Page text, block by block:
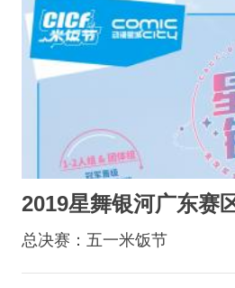
2019星舞银河广东赛
总决赛：五一米饭节